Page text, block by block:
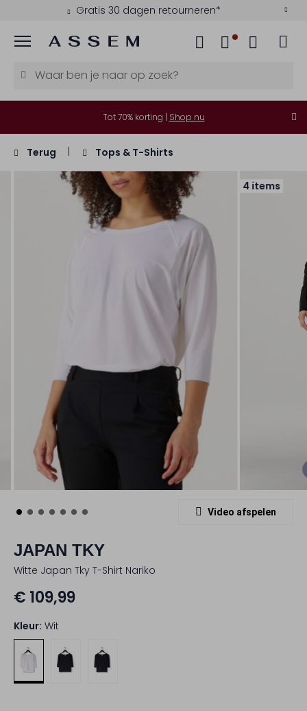
Gratis 30 dagen retourneren*
Menu
Tot 70% korting | Shop nu
Terug Tops & T-Shirts
4 items
Video afspelen
JAPAN TKY
Witte Japan Tky T-Shirt Nariko
€ 109,99
Kleur: Wit